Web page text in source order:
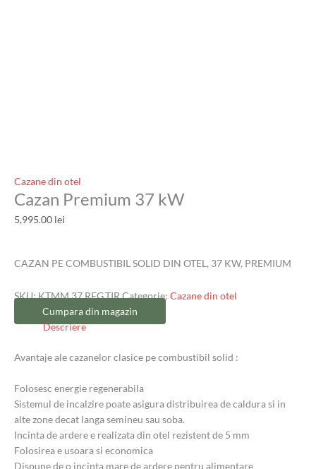
Cazane din otel
Cazan Premium 37 kW
5,995.00 lei
CAZAN PE COMBUSTIBIL SOLID DIN OTEL, 37 KW, PREMIUM
SKU:KTMM.37.REG.TIRCategorie: Cazane din otel
Cumpara din magazin
Descriere
Avantaje ale cazanelor clasice pe combustibil solid :
Folosesc energie regenerabila
Sistemul de incalzire poate asigura distribuirea de caldura si in
alte zone decat langa semineu sau soba.
Incinta de ardere e realizata din otel rezistent de 5 mm
Folosirea e usoara si economica
Dispune de o incinta mare de ardere pentru alimentare